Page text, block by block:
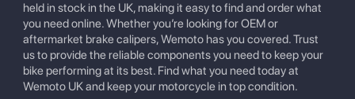
held in stock in the UK, making it easy to find and order what
you need online. Whether you’re looking for OEM or
aftermarket brake calipers, Wemoto has you covered. Trust
us to provide the reliable components you need to keep your
bike performing at its best. Find what you need today at
Wemoto UK and keep your motorcycle in top condition.